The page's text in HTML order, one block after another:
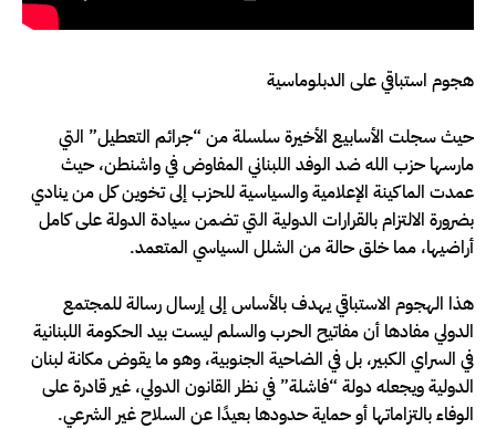
هجوم استباقي على الدبلوماسية
حيث سجلت الأسابيع الأخيرة سلسلة من “جرائم التعطيل” التي
مارسها حزب الله ضد الوفد اللبناني المفاوض في واشنطن، حيث
عمدت الماكينة الإعلامية والسياسية للحزب إلى تخوين كل من ينادي
بضرورة الالتزام بالقرارات الدولية التي تضمن سيادة الدولة على كامل
أراضيها، مما خلق حالة من الشلل السياسي المتعمد.
هذا الهجوم الاستباقي يهدف بالأساس إلى إرسال رسالة للمجتمع
الدولي مفادها أن مفاتيح الحرب والسلم ليست بيد الحكومة اللبنانية
في السراي الكبير، بل في الضاحية الجنوبية، وهو ما يقوض مكانة لبنان
الدولية ويجعله دولة “فاشلة” في نظر القانون الدولي، غير قادرة على
الوفاء بالتزاماتها أو حماية حدودها بعيدًا عن السلاح غير الشرعي.